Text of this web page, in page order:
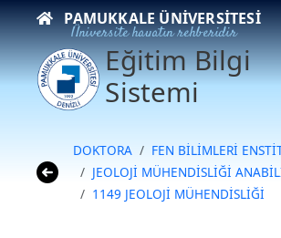
PAMUKKALE ÜNIVERSITESI
Üniversite hayatın rehberidir
Eğitim Bilgi
Sistemi
DOKTORA
FEN BİLİMLERİ
JEOLOJİ MÜHENDİSLİĞİ
1149 JEOLOJİ MÜHENDİSLİĞİ